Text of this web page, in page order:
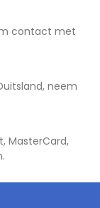
contact met
neem
MasterCard,